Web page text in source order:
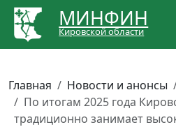
МИНФИН
Кировской области
Главная Новости и анонсы
По итогам 2025 года
традиционно занимает